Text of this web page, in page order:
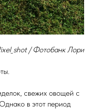
/ Фотобанк Лори
свежих овощей с
в этот период